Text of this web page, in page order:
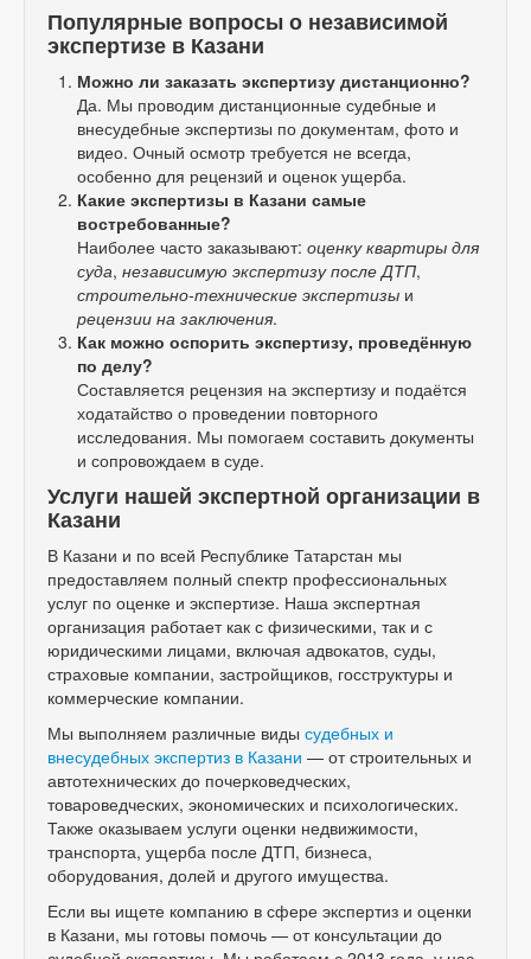
Популярные вопросы о независимой
экспертизе в Казани
Можно ли заказать экспертизу дистанционно?
Да. Мы проводим дистанционные судебные и
внесудебные экспертизы по документам, фото и
видео. Очный осмотр требуется не всегда,
особенно для рецензий и оценок ущерба.
Какие экспертизы в Казани самые
востребованные?
Наиболее часто заказывают: оценку квартиры для
суда, независимую экспертизу после ДТП,
строительно-технические экспертизы и
рецензии на заключения.
Как можно оспорить экспертизу, проведённую
по делу?
Составляется рецензия на экспертизу и подаётся
ходатайство о проведении повторного
исследования. Мы помогаем составить документы
и сопровождаем в суде.
Услуги нашей экспертной организации в
Казани
В Казани и по всей Республике Татарстан мы
предоставляем полный спектр профессиональных
услуг по оценке и экспертизе. Наша экспертная
организация работает как с физическими, так и с
юридическими лицами, включая адвокатов, суды,
страховые компании, застройщиков, госструктуры и
коммерческие компании.
Мы выполняем различные виды судебных и
внесудебных экспертиз в Казани — от строительных и
автотехнических до почерковедческих,
товароведческих, экономических и психологических.
Также оказываем услуги оценки недвижимости,
транспорта, ущерба после ДТП, бизнеса,
оборудования, долей и другого имущества.
Если вы ищете компанию в сфере экспертиз и оценки
в Казани, мы готовы помочь — от консультации до